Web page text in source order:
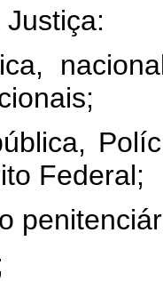
Federal;